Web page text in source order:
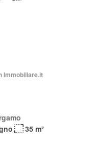
Immobiliare.it
35 m²